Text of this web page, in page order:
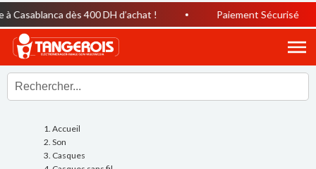
dès 400 DH d’achat ! Paiement Sécurisé
Accueil
Son
Casques